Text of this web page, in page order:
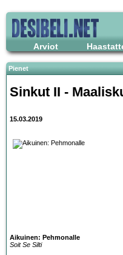
Arviot
Pienet
Sinkut II -
15.03.2019
Aikuinen: Pehmonalle
Soit Se Silti